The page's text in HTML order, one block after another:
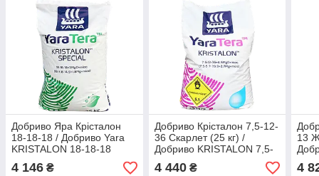
Добриво Яра Крісталон
18-18-18 / Добриво Yara
KRISTALON 18-18-18
SPECIAL (25 кг)
4 146 ₴
Добриво Крісталон 7,5-12-
36 Скарлет (25 кг) /
Добриво KRISTALON 7,5-
12-36 SCARLET(25 кг)
4 440₴
13
40-
4